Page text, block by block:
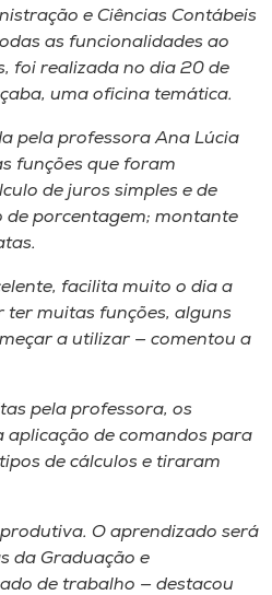
e Ciências Contábeis
as funcionalidades ao
foi realizada no dia 20 de
uma oficina temática.
pela professora Ana Lúcia
funções que foram
de juros simples e de
de porcentagem; montante
facilita muito o dia a
ter muitas funções, alguns
a utilizar — comentou a
pela professora, os
de comandos para
de cálculos e tiraram
O aprendizado será
da Graduação e
de trabalho — destacou